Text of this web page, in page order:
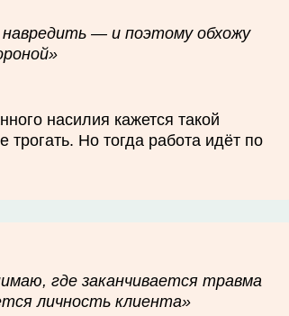
где заканчивается травма
личность клиента»
насилия кажется такой
трогать. Но тогда работа идёт по
— и поэтому обхожу